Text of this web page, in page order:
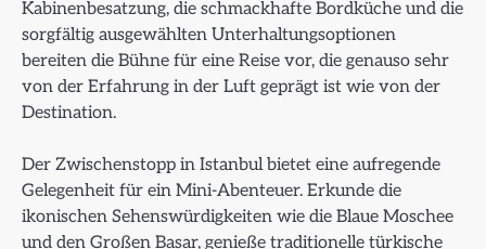
Kabinenbesatzung, die schmackhafte Bordküche und die
sorgfältig ausgewählten Unterhaltungsoptionen
bereiten die Bühne für eine Reise vor, die genauso sehr
von der Erfahrung in der Luft geprägt ist wie von der
Destination.
Der Zwischenstopp in Istanbul bietet eine aufregende
Gelegenheit für ein Mini-Abenteuer. Erkunde die
ikonischen Sehenswürdigkeiten wie die Blaue Moschee
und den Großen Basar, genieße traditionelle türkische